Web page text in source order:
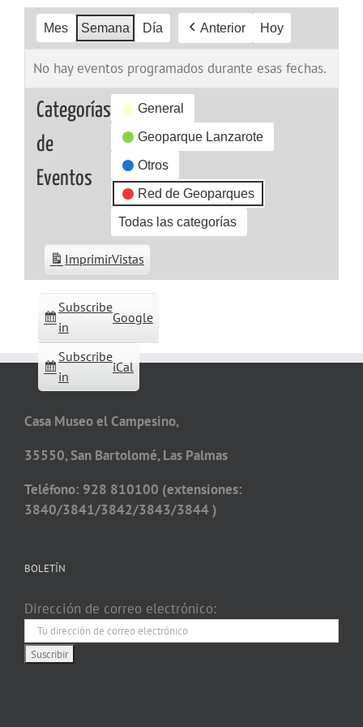
Mes Semana Día Anterior Hoy
No hay eventos programados durante esas fechas.
Categorías
de
Eventos
General
Geoparque Lanzarote
Otros
Red de Geoparques
Todas las categorías
Subscribe
in
Google
Subscribe
in
iCal
ImprimirVistas
Casa Museo el Campesino,
35550, San Bartolomé, Las Palmas
Teléfono: 928 810100 (extensiones:
3840/3841/3842/3843/3844 )
BOLETÍN
Dirección de correo electrónico: